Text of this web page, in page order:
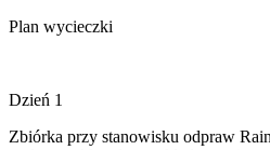
Plan wycieczki
Dzień 1
Zbiórka przy stanowisku odpraw